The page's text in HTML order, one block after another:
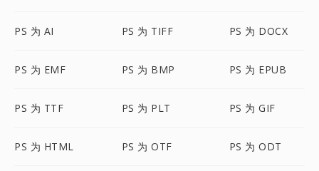
PS 为 AI PS 为 TIFF PS 为 DOCX
PS 为 EMF PS 为 BMP PS 为 EPUB
PS 为 TTF PS 为 PLT PS 为 GIF
PS 为 HTML PS 为 OTF PS 为 ODT